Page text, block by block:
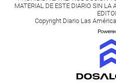
MATERIAL DE ESTE DIARIO SIN LA
Copyright Diario Las